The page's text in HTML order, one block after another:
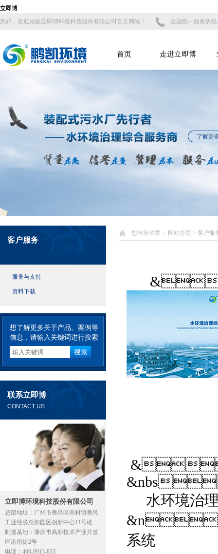
立即博
您好，欢迎光临立即博环境科技股份有限公司官方网站！
全国统一服务热线
首页 走进立即博
客户服务
服务与支持
资料下载
想了解更多关于产品、案例等
信息，请输入关键词进行搜索
联系立即博
CONTACT US
立即博环境科技股份有限公司
总部地址：广州市番禺区南村镇番禺
工业经济总部园区创新中心11号楼
制造基地：肇庆市高新技术产业开发
区港南街2号
电话：400-9913-833
您当前位置： 网站首页 > 客户服
水环境治
系统